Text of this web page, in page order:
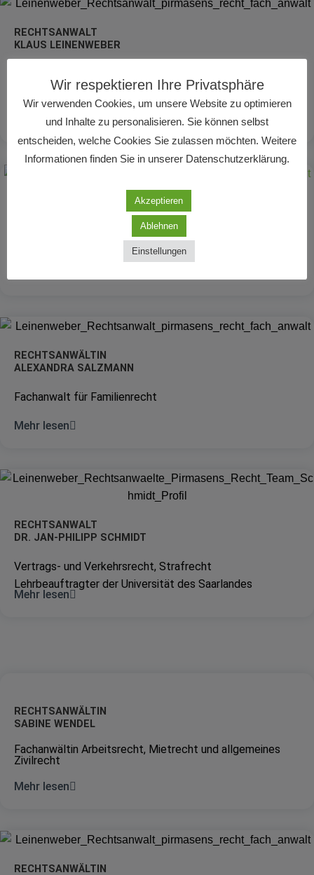
RECHTSANWALT
KLAUS LEINENWEBER
Fachanwalt für Verkehrsrecht
Mehr lesen
Fachanwalt für Arbeitsrecht
RECHTSANWÄLTIN
ALEXANDRA SALZMANN
Fachanwalt für Familienrecht
Mehr lesen
RECHTSANWALT
DR. JAN-PHILIPP SCHMIDT
Vertrags- und Verkehrsrecht, Strafrecht
Lehrbeauftragter der Universität des Saarlandes
Mehr lesen
RECHTSANWÄLTIN
SABINE WENDEL
Fachanwältin Arbeitsrecht, Mietrecht und allgemeines
Zivilrecht
Mehr lesen
RECHTSANWÄLTIN
Wir respektieren Ihre Privatsphäre
Wir verwenden Cookies, um unsere Website zu optimieren
und Inhalte zu personalisieren. Sie können selbst
entscheiden, welche Cookies Sie zulassen möchten. Weitere
Informationen finden Sie in unserer Datenschutzerklärung.
Akzeptieren
Ablehnen
Einstellungen